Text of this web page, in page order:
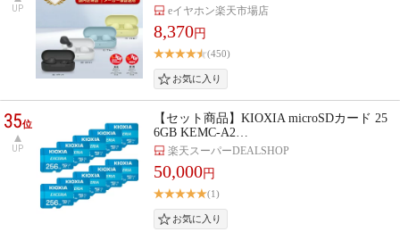
UP eイヤホン楽天市場店
8,370円
(450)
35位
UP
【セット商品】KIOXIA microSDカード 25
6GB KEMC-A2…
楽天スーパーDEALSHOP
50,000円
(1)